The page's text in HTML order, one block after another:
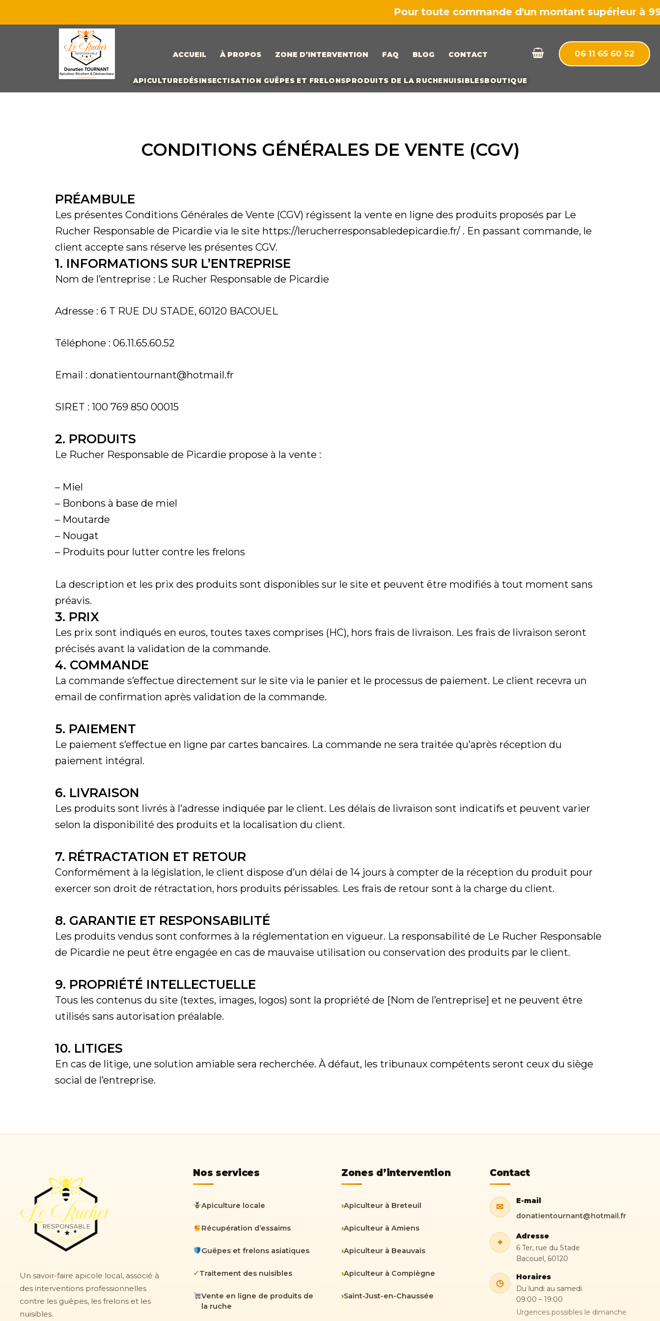
au
Pour toute commande d'un montant supérieur à 99€
ACCUEIL À PROPOS ZONE D’INTERVENTION FAQ BLOG CONTACT 06 11 65 60 52
APICULTUREDÉSINSECTISATION GUÊPES ET FRELONSPRODUITS DE LA RUCHENUISIBLESBOUTIQUE
CONDITIONS GÉNÉRALES DE VENTE (CGV)
PRÉAMBULE
Les présentes Conditions Générales de Vente (CGV) régissent la vente en ligne des produits proposés par Le
Rucher Responsable de Picardie via le site https://lerucherresponsabledepicardie.fr/ . En passant commande, le
client accepte sans réserve les présentes CGV.
1. INFORMATIONS SUR L’ENTREPRISE
Nom de l’entreprise : Le Rucher Responsable de Picardie
Adresse : 6 T RUE DU STADE, 60120 BACOUEL
Téléphone : 06.11.65.60.52
Email : donatientournant@hotmail.fr
SIRET : 100 769 850 00015
2. PRODUITS
Le Rucher Responsable de Picardie propose à la vente :
– Miel
– Bonbons à base de miel
– Moutarde
– Nougat
– Produits pour lutter contre les frelons
La description et les prix des produits sont disponibles sur le site et peuvent être modifiés à tout moment sans
préavis.
3. PRIX
Les prix sont indiqués en euros, toutes taxes comprises (HC), hors frais de livraison. Les frais de livraison seront
précisés avant la validation de la commande.
4. COMMANDE
La commande s’effectue directement sur le site via le panier et le processus de paiement. Le client recevra un
email de confirmation après validation de la commande.
5. PAIEMENT
Le paiement s’effectue en ligne par cartes bancaires. La commande ne sera traitée qu’après réception du
paiement intégral.
6. LIVRAISON
Les produits sont livrés à l’adresse indiquée par le client. Les délais de livraison sont indicatifs et peuvent varier
selon la disponibilité des produits et la localisation du client.
7. RÉTRACTATION ET RETOUR
Conformément à la législation, le client dispose d’un délai de 14 jours à compter de la réception du produit pour
exercer son droit de rétractation, hors produits périssables. Les frais de retour sont à la charge du client.
8. GARANTIE ET RESPONSABILITÉ
Les produits vendus sont conformes à la réglementation en vigueur. La responsabilité de Le Rucher Responsable
de Picardie ne peut être engagée en cas de mauvaise utilisation ou conservation des produits par le client.
9. PROPRIÉTÉ INTELLECTUELLE
Tous les contenus du site (textes, images, logos) sont la propriété de [Nom de l’entreprise] et ne peuvent être
utilisés sans autorisation préalable.
10. LITIGES
En cas de litige, une solution amiable sera recherchée. À défaut, les tribunaux compétents seront ceux du siège
social de l’entreprise.
Un savoir-faire apicole local, associé à
des interventions professionnelles
contre les guêpes, les frelons et les
nuisibles.
Nos services
Apiculture locale
Récupération d’essaims
Guêpes et frelons asiatiques
✓Traitement des nuisibles
Vente en ligne de produits de
la ruche
Zones d’intervention
›Apiculteur à Breteuil
›Apiculteur à Amiens
›Apiculteur à Beauvais
›Apiculteur à Compiègne
›Saint-Just-en-Chaussée
Contact
✉
E-mail
donatientournant@hotmail.fr
⌖
Adresse
6 Ter, rue du Stade
Bacouel, 60120
◷
Horaires
Du lundi au samedi
09:00 – 19:00
Urgences possibles le dimanche